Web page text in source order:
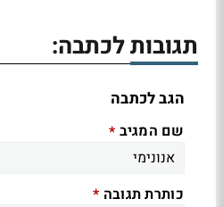
תגובות לכתבה:
הגב לכתבה
שם המגיב *
כותרת תגובה *